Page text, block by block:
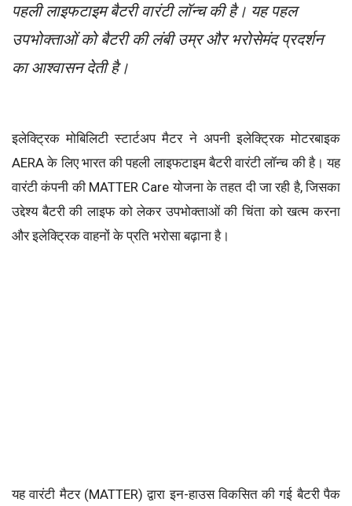
पहली लाइफटाइम बैटरी वारंटी लॉन्च की है। यह पहल
उपभोक्ताओं को बैटरी की लंबी उम्र और भरोसेमंद प्रदर्शन
का आश्वासन देती है।
इलेक्ट्रिक मोबिलिटी स्टार्टअप मैटर ने अपनी इलेक्ट्रिक मोटरबाइक
AERA के लिए भारत की पहली लाइफटाइम बैटरी वारंटी लॉन्च की है। यह
वारंटी कंपनी की MATTER Care योजना के तहत दी जा रही है, जिसका
उद्देश्य बैटरी की लाइफ को लेकर उपभोक्ताओं की चिंता को खत्म करना
और इलेक्ट्रिक वाहनों के प्रति भरोसा बढ़ाना है।
यह वारंटी मैटर (MATTER) द्वारा इन-हाउस विकसित की गई बैटरी पैक